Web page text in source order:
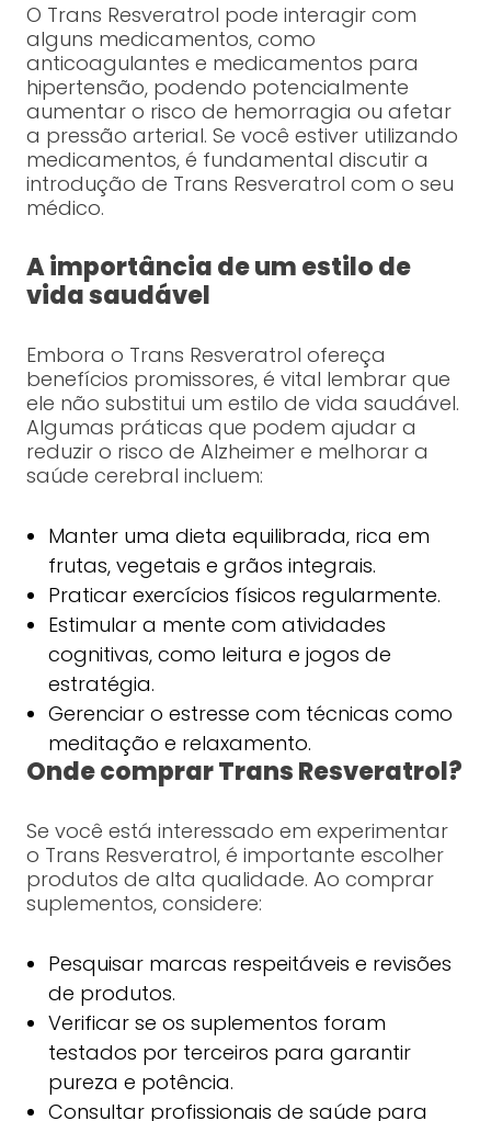
O Trans Resveratrol pode interagir com
alguns medicamentos, como
anticoagulantes e medicamentos para
hipertensão, podendo potencialmente
aumentar o risco de hemorragia ou afetar
a pressão arterial. Se você estiver utilizando
medicamentos, é fundamental discutir a
introdução de Trans Resveratrol com o seu
médico.
A importância de um estilo de
vida saudável
Embora o Trans Resveratrol ofereça
benefícios promissores, é vital lembrar que
ele não substitui um estilo de vida saudável.
Algumas práticas que podem ajudar a
reduzir o risco de Alzheimer e melhorar a
saúde cerebral incluem:
Manter uma dieta equilibrada, rica em
frutas, vegetais e grãos integrais.
Praticar exercícios físicos regularmente.
Estimular a mente com atividades
cognitivas, como leitura e jogos de
estratégia.
Gerenciar o estresse com técnicas como
meditação e relaxamento.
Onde comprar Trans Resveratrol?
Se você está interessado em experimentar
o Trans Resveratrol, é importante escolher
produtos de alta qualidade. Ao comprar
suplementos, considere:
Pesquisar marcas respeitáveis e revisões
de produtos.
Verificar se os suplementos foram
testados por terceiros para garantir
pureza e potência.
Consultar profissionais de saúde para